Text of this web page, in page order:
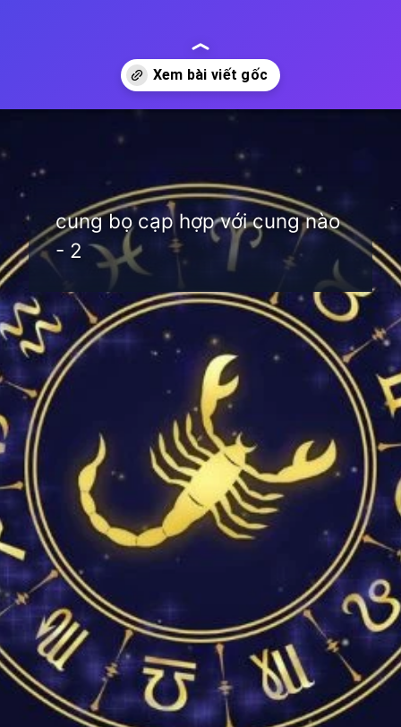
cung bọ cạp hợp với cung nào
- 2